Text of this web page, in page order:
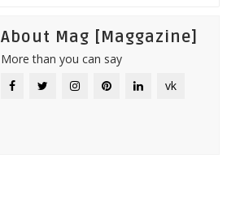
About Mag [Maggazine]
More than you can say
vk